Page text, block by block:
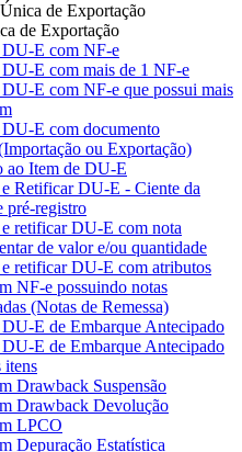
de Exportação
de Exportação
DU-E com NF-e
E com mais de 1 NF-e
E com NF-e que possui mais
E com documento
ou Exportação)
ao Item de DU-E
Retificar DU-E - Ciente da
pré-registro
retificar DU-E com nota
de valor e/ou quantidade
retificar DU-E com atributos
NF-e possuindo notas
(Notas de Remessa)
E de Embarque Antecipado
E de Embarque Antecipado
itens
Drawback Suspensão
Drawback Devolução
LPCO
Depuração Estatística